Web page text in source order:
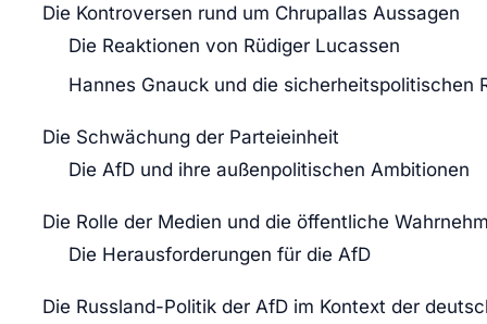
Die Kontroversen rund um Chrupallas Aussagen
Die Reaktionen von Rüdiger Lucassen
Hannes Gnauck und die sicherheitspolitischen
Die Schwächung der Parteieinheit
Die AfD und ihre außenpolitischen Ambitionen
Die Rolle der Medien und die öffentliche
Die Herausforderungen für die AfD
Die Russland-Politik der AfD im Kontext der